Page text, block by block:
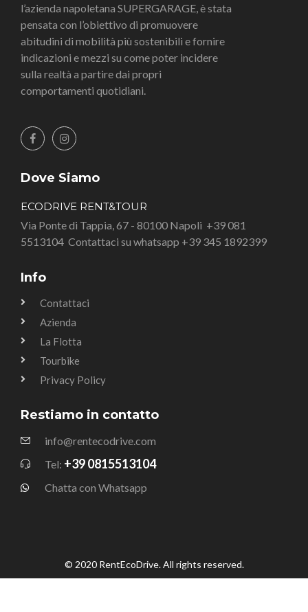
l’azienda napoletana SUPERGARAGE, è stata
pensata con l’obiettivo di promuovere
abitudini di mobilità più sostenibili e fornire
indicazioni e mezzi su come poter incidere
sulla realtà a partire dai propri
comportamenti quotidiani.
Dove Siamo
ECODRIVE RENT&TOUR
Via Ponte di Tappia, 67 - 80100 Napoli +39 081
5513104 Contattaci su whatsapp +39 345 1892399
Info
Contattaci
Azienda
La Flotta
Tourbike
Privacy Policy
Restiamo in contatto
info@rentecodrive.com
Tel: +39 0815513104
Chatta con Whatsapp
© 2020 RentEcoDrive. All rights reserved.